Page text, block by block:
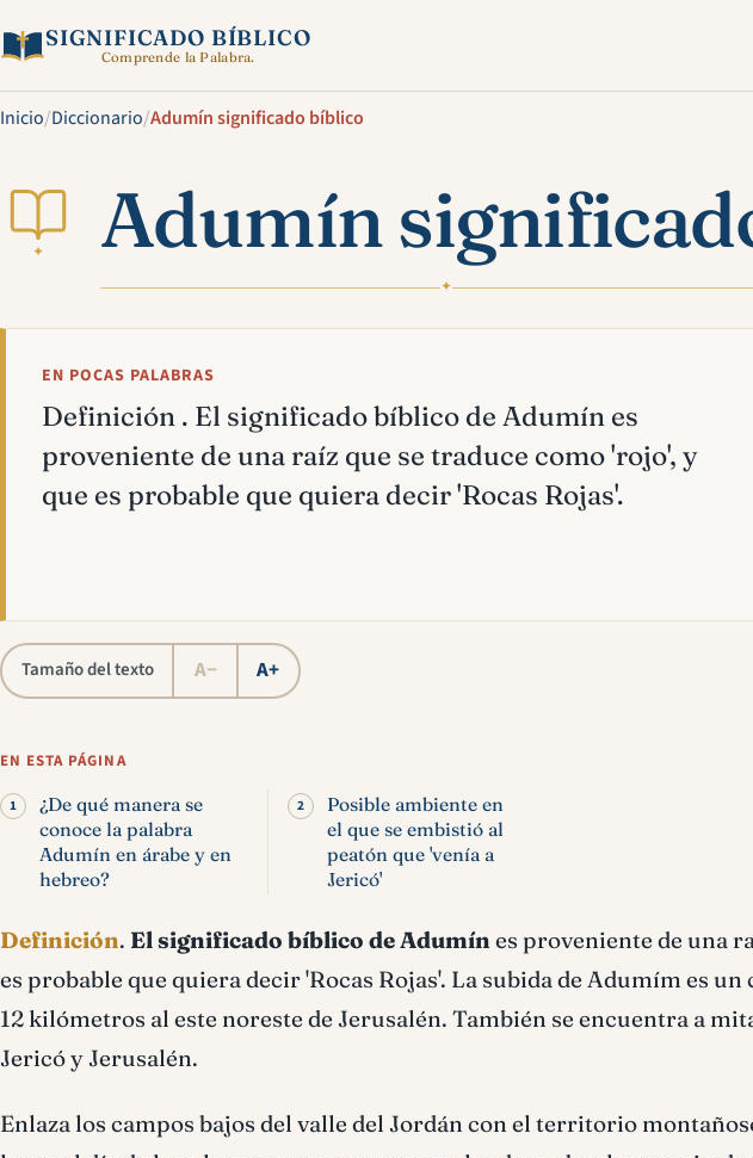
SIGNIFICADO BÍBLICO
Comprende la Palabra.
Inicio/Diccionario/Adumín significado bíblico
✦ Adumín
✦
EN POCAS PALABRAS
Definición . El significado bíblico de Adumín es
proveniente de una raíz que se traduce como 'rojo', y
que es probable que quiera decir 'Rocas Rojas'.
Tamaño del texto A− A+
EN ESTA PÁGINA
¿De qué manera se
conoce la palabra
Adumín en árabe y en
hebreo?
Posible ambiente en
el que se embistió al
peatón que 'venía a
Jericó'
Definición. El significado bíblico de Adumín es proveniente de una
es probable que quiera decir 'Rocas Rojas'. La subida de Adumím es
12 kilómetros al este noreste de Jerusalén. También se encuentra a
Jericó y Jerusalén.
Enlaza los campos bajos del valle del Jordán con el territorio